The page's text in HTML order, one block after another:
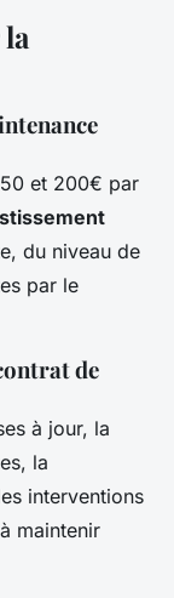
et 200€ par
du niveau de
par le
de
à jour, la
la
interventions
maintenir